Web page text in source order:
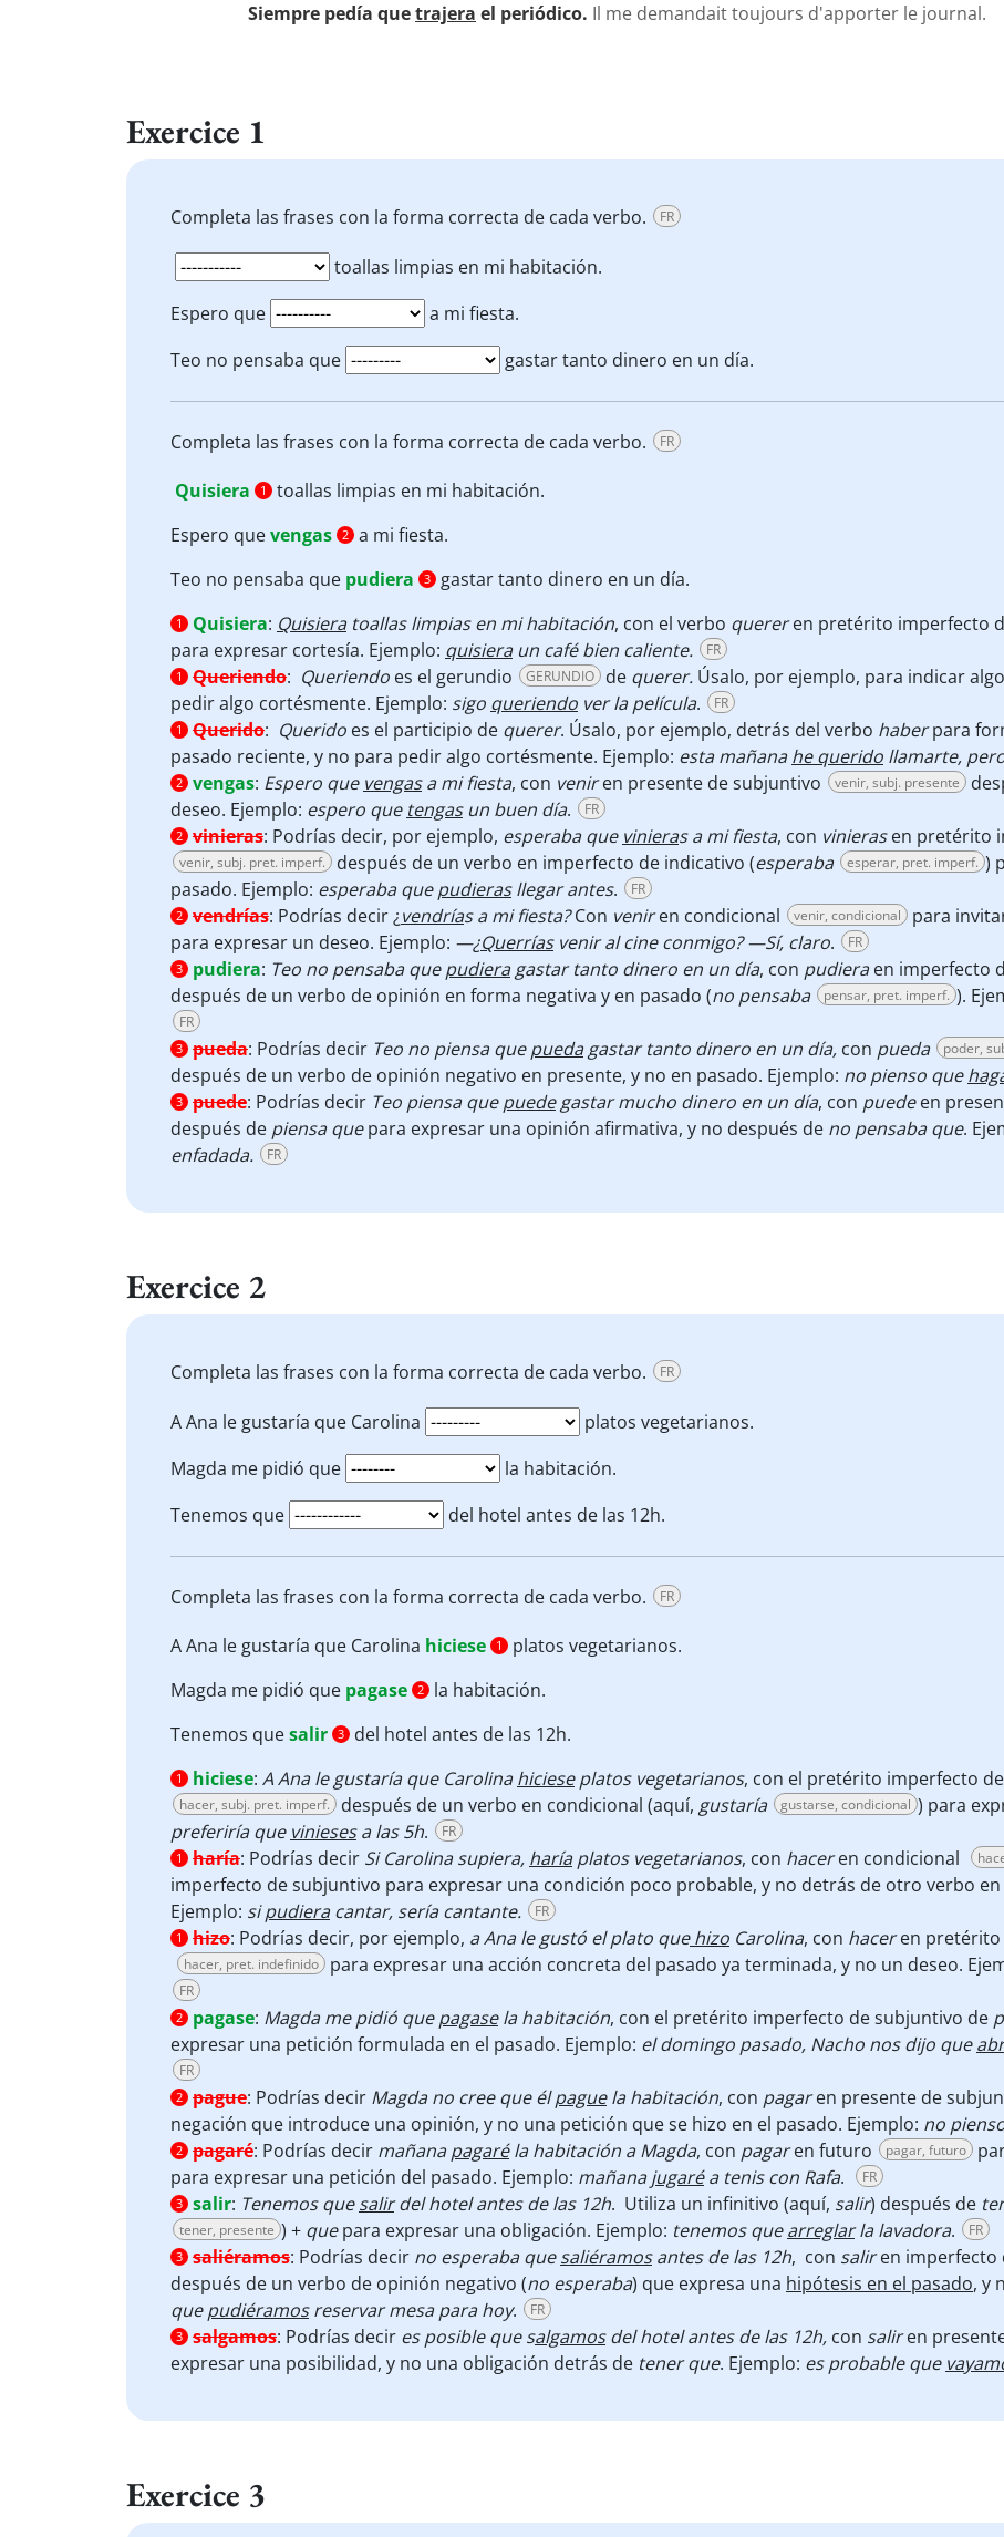
Siempre pedía quetrajera el periódico. Il me demandait toujours d'apporter le journal.
Exercice 1
Completa las frases con la forma correcta de cada verbo. FR
toallas limpias en mi habitación.
Espero que
a mi fiesta.
Teo no pensaba que
gastar tanto dinero en un día.
Completa las frases con la forma correcta de cada verbo. FR
Quisiera 1
toallas limpias en mi habitación.
Espero quevengas 2 a mi fiesta.
Teo no pensaba que pudiera 3 gastar tanto dinero en un día.
1 Quisiera: Quisieratoallas limpias en mi habitación, con el verbo quereren pretérito imperfecto
para expresar cortesía. Ejemplo: quisieraun café bien caliente. FR
1 Queriendo: Queriendo es el gerundio GERUNDIO de querer. Úsalo, por ejemplo, para indicar
pedir algo cortésmente. Ejemplo: sigo queriendo ver la película. FR
1 Querido: Querido es el participio de querer. Úsalo, por ejemplo, detrás del verbo haberpara
pasado reciente, y no para pedir algo cortésmente. Ejemplo: esta mañanahe querido llamarte,
2 vengas: Espero que vengasa mi fiesta, con veniren presente de subjuntivo venir, subj. presente
deseo. Ejemplo: espero que tengasun buen día. FR
2 vinieras: Podrías decir, por ejemplo, esperaba que vinieras a mi fiesta, con vinierasen pretérito
venir, subj. pret. imperf. después de un verbo en imperfecto de indicativo (esperaba esperar, pret. imperf. )
pasado. Ejemplo: esperaba quepudierasllegar antes. FR
2 vendrías: Podrías decir ¿vendrías a mi fiesta?Con veniren condicional venir, condicional
para
para expresar un deseo. Ejemplo: —¿Querríasvenir al cine conmigo? —Sí, claro. FR
3 pudiera: Teo no pensaba quepudieragastar tanto dinero en un día, con pudieraen imperfecto
después de un verbo de opinión en forma negativa y en pasado (no pensaba pensar, pret. imperf. ).
FR
3 pueda: Podrías decir Teo no piensa quepuedagastar tanto dinero en un día, con pueda poder,
después de un verbo de opinión negativo en presente, y no en pasado. Ejemplo: no pienso que
3 puede: Podrías decir Teo piensa quepuedegastar mucho dinero en un día, con puedeen
después de piensa quepara expresar una opinión afirmativa, y no después de no pensaba que.
enfadada.
FR
Exercice 2
Completa las frases con la forma correcta de cada verbo. FR
A Ana le gustaría que Carolina
platos vegetarianos.
Magda me pidió que
la habitación.
Tenemos que
del hotel antes de las 12h.
Completa las frases con la forma correcta de cada verbo. FR
A Ana le gustaría que Carolina hiciese 1
platos vegetarianos.
Magda me pidió que pagase 2
la habitación.
Tenemos quesalir 3 del hotel antes de las 12h.
1 hiciese: A Ana le gustaría que Carolinahicieseplatos vegetarianos, con el pretérito imperfecto
hacer, subj. pret. imperf. después de un verbo en condicional (aquí, gustaría gustarse, condicional ) para
preferiría que viniesesa las 5h. FR
1 haría: Podrías decir Si Carolina supiera, haríaplatos vegetarianos, con haceren condicional
imperfecto de subjuntivo para expresar una condición poco probable, y no detrás de otro verbo
Ejemplo: sipudieracantar, sería cantante. FR
1 hizo: Podrías decir, por ejemplo, a Ana le gustó el plato quehizo Carolina, con haceren pretérito
hacer, pret. indefinido para expresar una acción concreta del pasado ya terminada, y no un deseo.
FR
2 pagase: Magda me pidió quepagasela habitación, con el pretérito imperfecto de subjuntivo de
expresar una petición formulada en el pasado. Ejemplo: el domingo pasado, Nacho nos dijo que
FR
2 pague: Podrías decir Magda no cree que élpaguela habitación, con pagaren presente de
negación que introduce una opinión, y no una petición que se hizo en el pasado. Ejemplo: no
2 pagaré: Podrías decir mañanapagaréla habitación a Magda, con pagaren futuro pagar, futuro
para expresar una petición del pasado. Ejemplo: mañanajugaréa tenis con Rafa. FR
3 salir: Tenemos quesalirdel hotel antes de las 12h. Utiliza un infinitivo (aquí, salir) después de
tener, presente ) + quepara expresar una obligación. Ejemplo: tenemos quearreglarla lavadora. FR
3 saliéramos: Podrías decir no esperaba quesaliéramosantes de las 12h, con saliren imperfecto
después de un verbo de opinión negativo (no esperaba) que expresa una hipótesis en el pasado, y
quepudiéramosreservar mesa para hoy. FR
3 salgamos: Podrías decir es posible que salgamosdel hotel antes de las 12h, con saliren
expresar una posibilidad, y no una obligación detrás de tener que. Ejemplo: es probable que
Exercice 3